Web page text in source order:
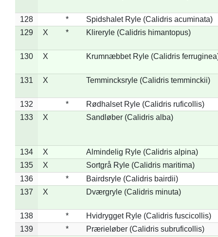
128 *
Spidshalet Ryle (Calidris acuminata)
129
X * Klireryle (Calidris himantopus)
130 X Krumnæbbet Ryle (Calidris
131 X Temmincksryle (Calidris temminckii)
132 *
Rødhalset Ryle (Calidris ruficollis)
133
X Sandløber (Calidris alba)
134 X
Almindelig Ryle (Calidris alpina)
135
X
Sortgrå Ryle (Calidris maritima)
136
*
Bairdsryle (Calidris bairdii)
137
X Dværgryle (Calidris minuta)
138 *
Hvidrygget Ryle (Calidris fuscicollis)
139
*
Prærieløber (Calidris subruficollis)